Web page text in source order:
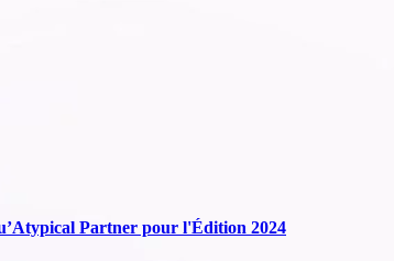
Partner pour l'Édition 2024